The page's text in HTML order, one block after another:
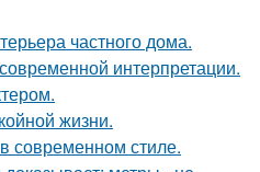
частного дома.
интерпретации.
жизни.
современном стиле.